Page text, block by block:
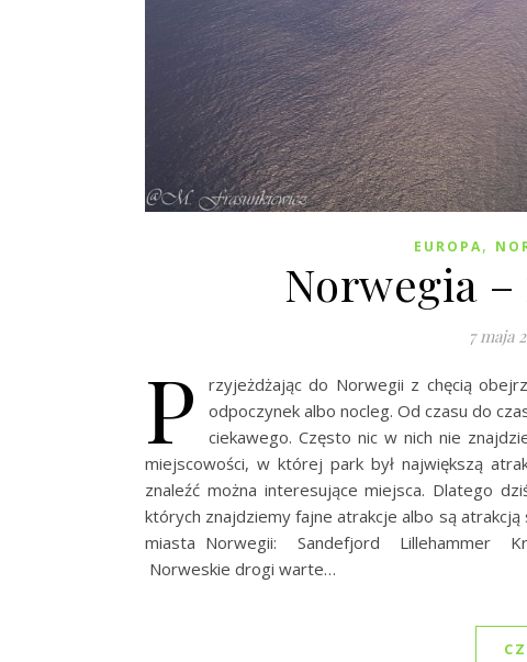
EUROPA,
Norwegia
7 maja
P
rzyjeżdżając do Norwegii z chęcią
odpoczynek albo nocleg. Od czasu do
ciekawego. Często nic w nich nie
miejscowości, w której park był największą
znaleźć można interesujące miejsca. Dlatego
których znajdziemy fajne atrakcje albo są
miasta Norwegii: Sandefjord Lillehammer
Norweskie drogi warte…